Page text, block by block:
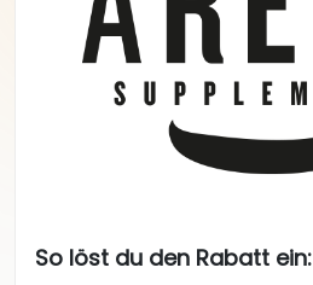
So löst du den Rabatt ein: